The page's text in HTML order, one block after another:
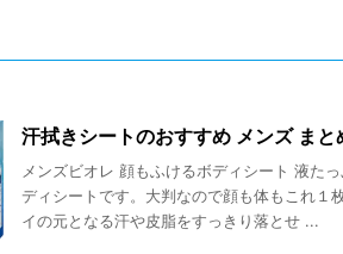
汗拭きシートのおすすめ メンズ まと
メンズビオレ 顔もふけるボディシート 液た
ディシートです。大判なので顔も体もこれ１
イの元となる汗や皮脂をすっきり落とせ ...